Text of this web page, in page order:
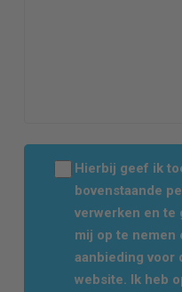
Hierbij geef ik
bovenstaande
verwerken en te
mij op te nemen
aanbieding voor
website. Ik heb